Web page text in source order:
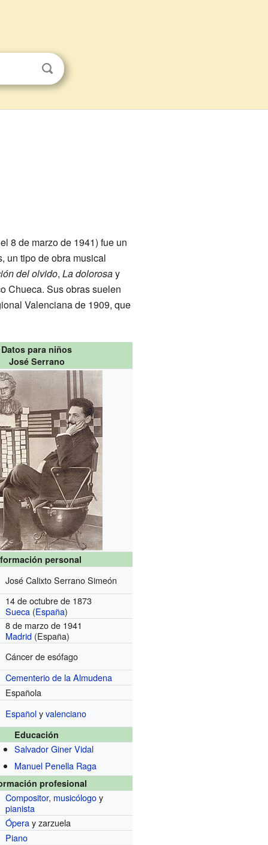
8 de marzo de 1941) fue un
un tipo de obra musical
del olvido, La dolorosay
Chueca. Sus obras suelen
Valenciana de 1909, que
Datos para niños
José Serrano
personal
José Calixto Serrano Simeón
14 de octubre de 1873
Sueca (España)
8 de marzo de 1941
Madrid (España)
Cáncer de esófago
Cementerio de la Almudena
Española
Españolyvalenciano
Educación
Salvador Giner Vidal
Manuel Penella Raga
profesional
Compositor, musicólogoy
pianista
Óperay zarzuela
Piano